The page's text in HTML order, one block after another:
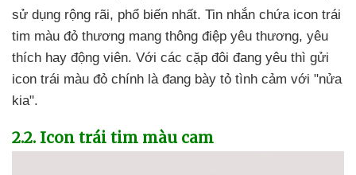
sử dụng rộng rãi, phổ biến nhất. Tin nhắn chứa icon trái
tim màu đỏ thương mang thông điệp yêu thương, yêu
thích hay động viên. Với các cặp đôi đang yêu thì gửi
icon trái màu đỏ chính là đang bày tỏ tình cảm với "nửa
kia".
2.2. Icon trái tim màu cam